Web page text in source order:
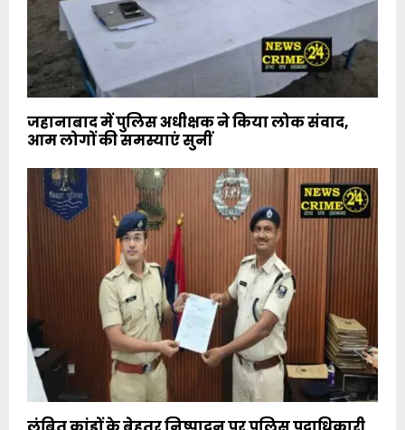
जहानाबाद में पुलिस अधीक्षक ने किया लोक संवाद,
आम लोगों की समस्याएं सुनीं